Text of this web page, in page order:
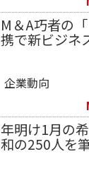
M＆A巧者の
携で新ビジネ
企業動向
年明け1月の
和の250人を